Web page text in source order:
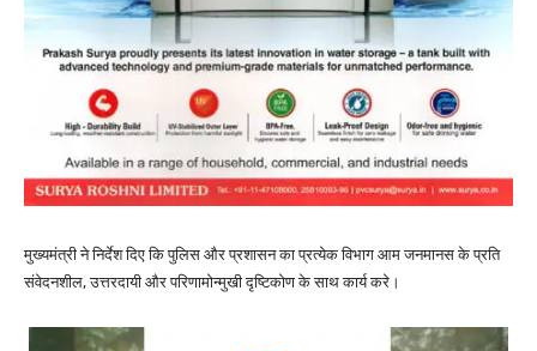
मुख्यमंत्री ने निर्देश दिए कि पुलिस और प्रशासन का प्रत्येक विभाग आम जनमानस के प्रति
संवेदनशील, उत्तरदायी और परिणामोन्मुखी दृष्टिकोण के साथ कार्य करे।